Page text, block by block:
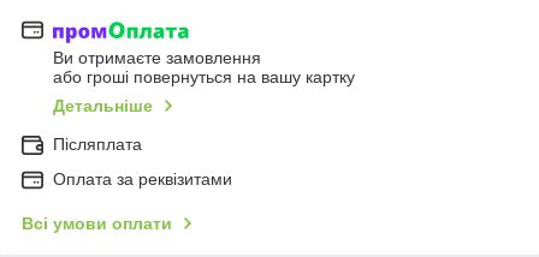
Ви отримаєте замовлення
або гроші повернуться на вашу картку
Детальніше
Післяплата
Оплата за реквізитами
Всі умови оплати